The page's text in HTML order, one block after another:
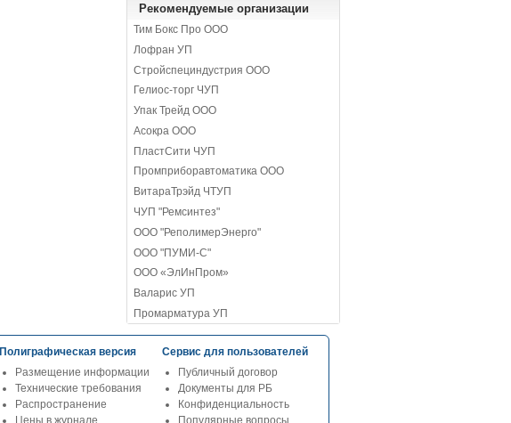
Рекомендуемые организации
Тим Бокс Про ООО
Лофран УП
Стройспециндустрия ООО
Гелиос-торг ЧУП
Упак Трейд ООО
Асокра ООО
ПластСити ЧУП
Промприборавтоматика ООО
ВитараТрэйд ЧТУП
ЧУП "Ремсинтез"
ООО "РеполимерЭнерго"
ООО "ПУМИ-С"
ООО «ЭлИнПром»
Валарис УП
Промарматура УП
Полиграфическая версия
Размещение информации
Технические требования
Распространение
Сервис для пользователей
Публичный договор
Документы для РБ
Конфиденциальность